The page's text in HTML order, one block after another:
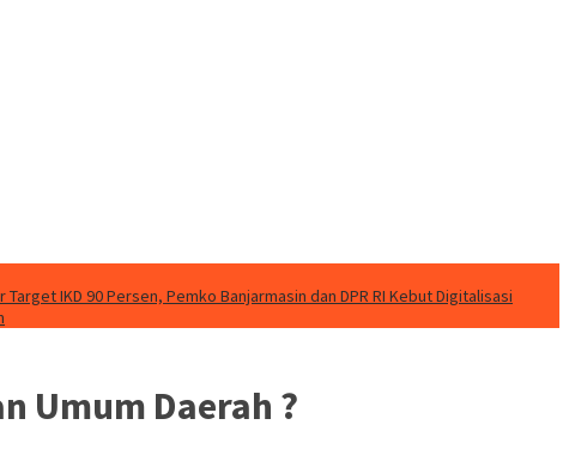
Target IKD 90 Persen, Pemko Banjarmasin dan DPR RI Kebut Digitalisasi
Umum Daerah ?